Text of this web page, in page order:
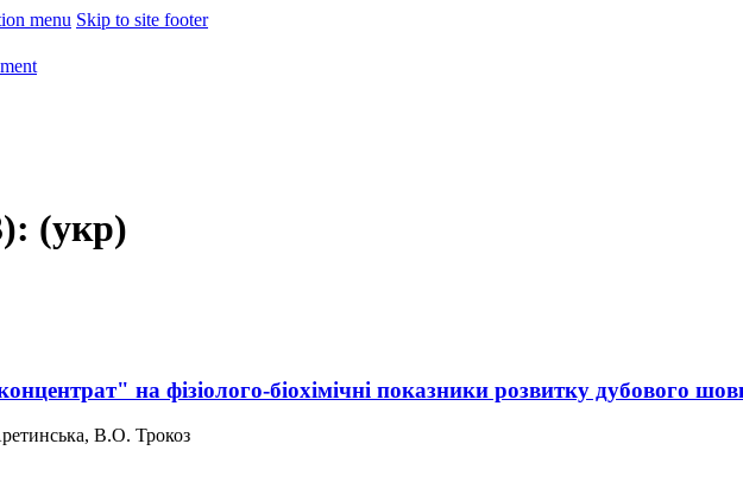
menu Skip to site footer
(укр)
на фізіолого-біохімічні показники розвитку дубового
В.О. Трокоз